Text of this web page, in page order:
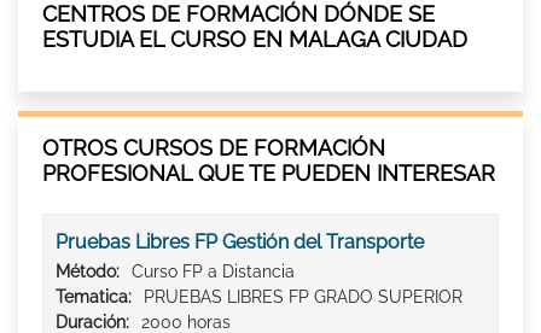
CENTROS DE FORMACIÓN DÓNDE SE
ESTUDIA EL CURSO EN MALAGA CIUDAD
OTROS CURSOS DE FORMACIÓN
PROFESIONAL QUE TE PUEDEN INTERESAR
Pruebas Libres FP Gestión del Transporte
Método:
Curso FP a Distancia
Tematica:
PRUEBAS LIBRES FP GRADO SUPERIOR
Duración:
2000 horas